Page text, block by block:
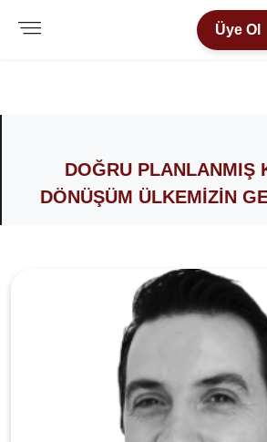
Üye Ol
DOĞRU PLANLANMIŞ
DÖNÜŞÜM ÜLKEMIZIN